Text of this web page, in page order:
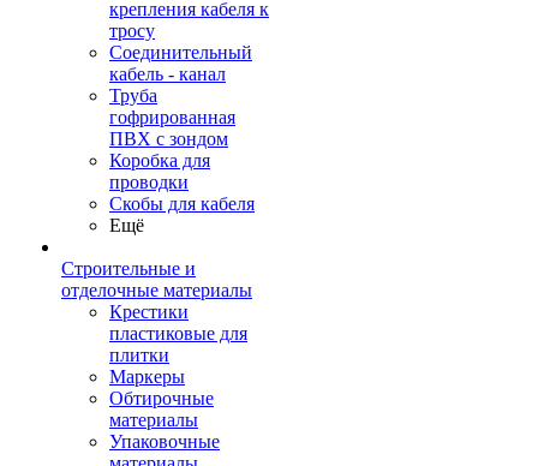
крепления кабеля к
тросу
Соединительный
кабель - канал
Труба
гофрированная
ПВХ с зондом
Коробка для
проводки
Скобы для кабеля
Ещё
Строительные и
отделочные материалы
Крестики
пластиковые для
плитки
Маркеры
Обтирочные
материалы
Упаковочные